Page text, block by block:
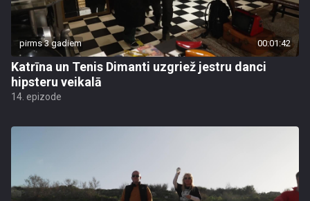
pirms 3 gadiem 00:01:42
Katrīna un Tenis Dimanti uzgriež jestru danci
hipsteru veikalā
14. epizode